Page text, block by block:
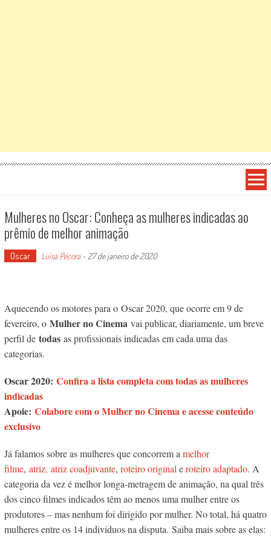
Mulheres no Oscar: Conheça as mulheres indicadas ao
prêmio de melhor animação
Oscar Luísa Pécora- 27 de janeiro de 2020
Aquecendo os motores para o Oscar 2020, que ocorre em 9 de
fevereiro, o Mulher no Cinema vai publicar, diariamente, um breve
perfil de todasas profissionais indicadas em cada uma das
categorias.
Oscar 2020: Confira a lista completa com todas as mulheres
indicadas
Apoie: Colabore com o Mulher no Cinema e acesse conteúdo
exclusivo
Já falamos sobre as mulheres que concorrem a melhor
filme, atriz, atriz coadjuvante, roteiro original eroteiro adaptado. A
categoria da vez é melhor longa-metragem de animação, na qual três
dos cinco filmes indicados têm ao menos uma mulher entre os
produtores – mas nenhum foi dirigido por mulher. No total, há quatro
mulheres entre os 14 indivíduos na disputa. Saiba mais sobre as elas: